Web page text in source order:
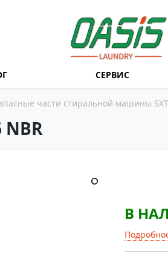
СЕРВИС
части стиральной машины
В